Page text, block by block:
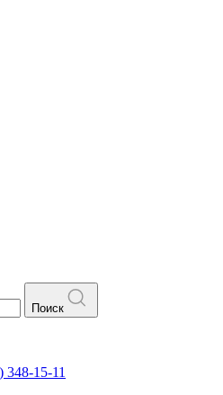
Поиск
348-15-11